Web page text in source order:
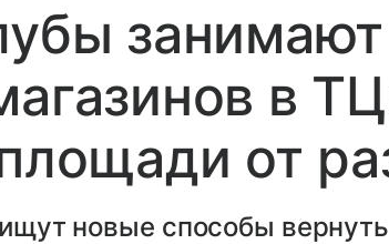
в
от
новые способы вернуть